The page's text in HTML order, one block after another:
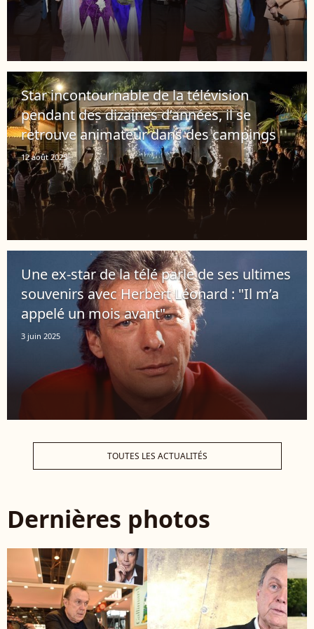
Star incontournable de la télévision
pendant des dizaines d’années, il se
retrouve animateur dans des campings
12 août 2025
Une ex-star de la télé parle de ses ultimes
souvenirs avec Herbert Léonard : "Il m’a
appelé un mois avant"
3 juin 2025
TOUTES LES ACTUALITÉS
Dernières photos